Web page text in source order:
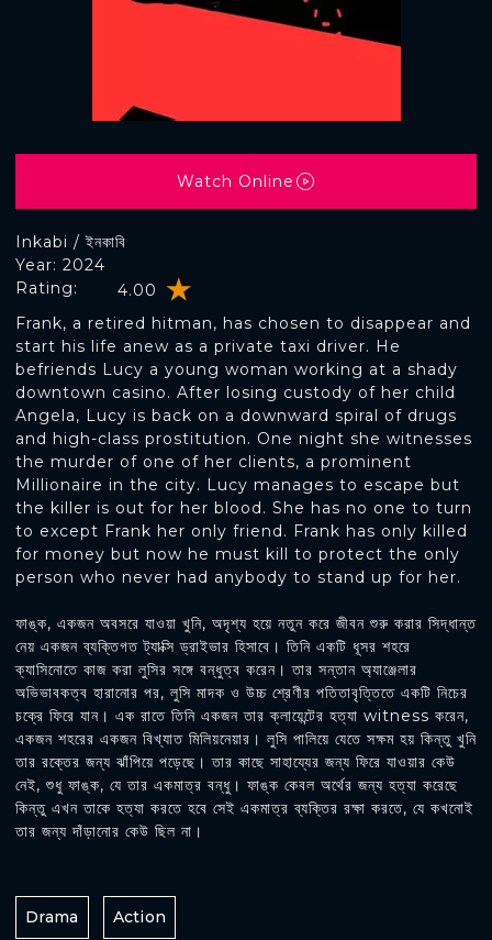
Inkabi / ইনকাবি
Rating: 4.00
Year: 2024
Frank, a retired hitman, has chosen to disappear and
start his life anew as a private taxi driver. He
befriends Lucy a young woman working at a shady
downtown casino. After losing custody of her child
Angela, Lucy is back on a downward spiral of drugs
and high-class prostitution. One night she witnesses
the murder of one of her clients, a prominent
Millionaire in the city. Lucy manages to escape but
the killer is out for her blood. She has no one to turn
to except Frank her only friend. Frank has only killed
for money but now he must kill to protect the only
person who never had anybody to stand up for her.
ফাঙ্ক, একজন অবসরে যাওয়া খুনি, অদৃশ্য হয়ে নতুন করে জীবন শুরু করার সিদ্ধান্ত
নেয় একজন ব্যক্তিগত ট্যাক্সি ড্রাইভার হিসাবে। তিনি একটি ধূসর শহরে
ক্যাসিনোতে কাজ করা লুসির সঙ্গে বন্ধুত্ব করেন। তার সন্তান অ্যাঞ্জেলার
অভিভাবকত্ব হারানোর পর, লুসি মাদক ও উচ্চ শ্রেণীর পতিতাবৃত্তিতে একটি নিচের
চক্রে ফিরে যান। এক রাতে তিনি একজন তার ক্লায়েন্টের হত্যা witness করেন,
একজন শহরের একজন বিখ্যাত মিলিয়নেয়ার। লুসি পালিয়ে যেতে সক্ষম হয় কিন্তু খুনি
তার রক্তের জন্য ঝাঁপিয়ে পড়েছে। তার কাছে সাহায্যের জন্য ফিরে যাওয়ার কেউ
নেই, শুধু ফাঙ্ক, যে তার একমাত্র বন্ধু। ফাঙ্ক কেবল অর্থের জন্য হত্যা করেছে
কিন্তু এখন তাকে হত্যা করতে হবে সেই একমাত্র ব্যক্তির রক্ষা করতে, যে কখনোই
তার জন্য দাঁড়ানোর কেউ ছিল না।
Watch Online
Drama Action